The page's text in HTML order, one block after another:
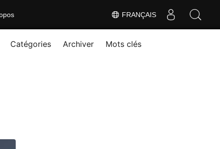
FRANÇAIS
Catégories Archiver Mots clés